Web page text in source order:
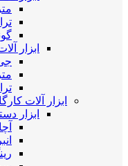
متر
ابزار
ابزار آلات
ابزار